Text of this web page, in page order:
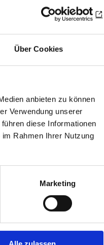
Über Cookies
anbieten zu können
Verwendung unserer
diese Informationen
Rahmen Ihrer Nutzung
Marketing